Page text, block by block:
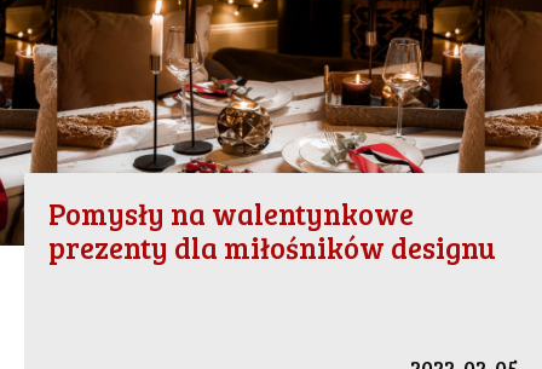
Pomysły na walentynkowe
prezenty dla miłośników designu